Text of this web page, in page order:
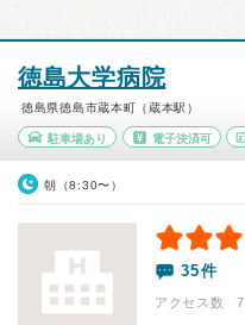
徳島大学病院
徳島県徳島市蔵本町（蔵本駅）
駐車場あり 電子決済可
朝（8:30〜）
35件
アクセス数 7